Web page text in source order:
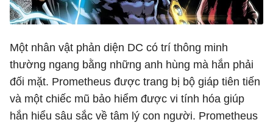
Một nhân vật phản diện DC có trí thông minh
thường ngang bằng những anh hùng mà hắn phải
đối mặt. Prometheus được trang bị bộ giáp tiên tiến
và một chiếc mũ bảo hiểm được vi tính hóa giúp
hắn hiểu sâu sắc về tâm lý con người. Prometheus